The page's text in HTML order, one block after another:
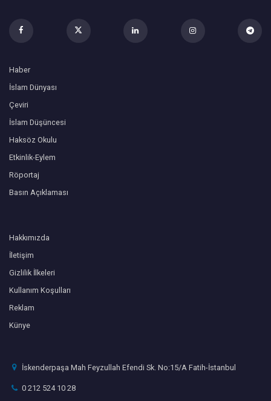
Haber
İslam Dünyası
Çeviri
İslam Düşüncesi
Haksöz Okulu
Etkinlik-Eylem
Röportaj
Basın Açıklaması
Hakkımızda
İletişim
Gizlilik İlkeleri
Kullanım Koşulları
Reklam
Künye
İskenderpaşa Mah Feyzullah Efendi Sk. No:15/A Fatih-İstanbul
0 212 524 10 28